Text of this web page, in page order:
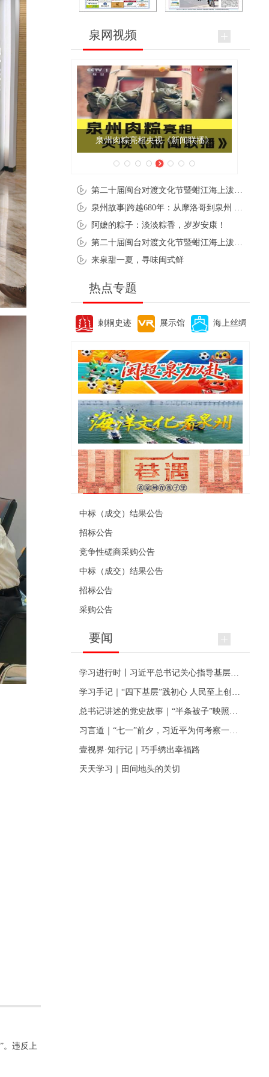
。违反上
泉网视频
泉州肉粽亮相央视《新闻联播》
阿嬷的粽子：淡淡粽香，岁岁安康！
来泉甜一夏，寻味闽式鲜
热点专题
刺桐史迹 展示馆 海上丝绸
便民资讯
中标（成交）结果公告
招标公告
竞争性磋商采购公告
中标（成交）结果公告
招标公告
采购公告
要闻
壹视界·知行记｜巧手绣出幸福路
天天学习｜田间地头的关切